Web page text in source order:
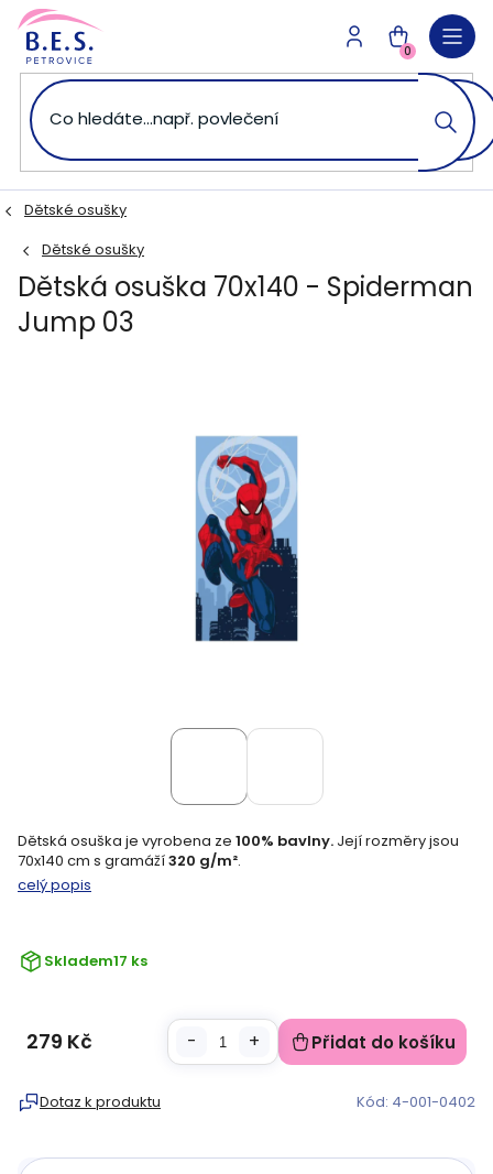
Přejít
obsah
NÁKUPNÍ
KOŠÍK
0
Dětské osušky
Dětské osušky
Dětská osuška 70x140 - Spiderman
Jump 03
Skladem17 ks
Dětská osuška je vyrobena ze 100% bavlny. Její rozměry jsou
70x140 cm s gramáží320 g/m².
celý popis
Dotaz k produktu Kód: 4-001-0402
279 Kč Přidat do košíku